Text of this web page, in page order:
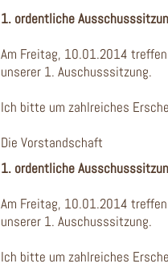
1. ordentliche
Am Freitag, 10.01.2014
unserer 1. Auschusssitzung.
Ich bitte um zahlreiches
Die Vorstandschaft
1. ordentliche
Am Freitag, 10.01.2014
unserer 1. Auschusssitzung.
Ich bitte um zahlreiches